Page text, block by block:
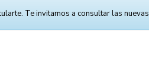
Te invitamos a consultar las nuevas